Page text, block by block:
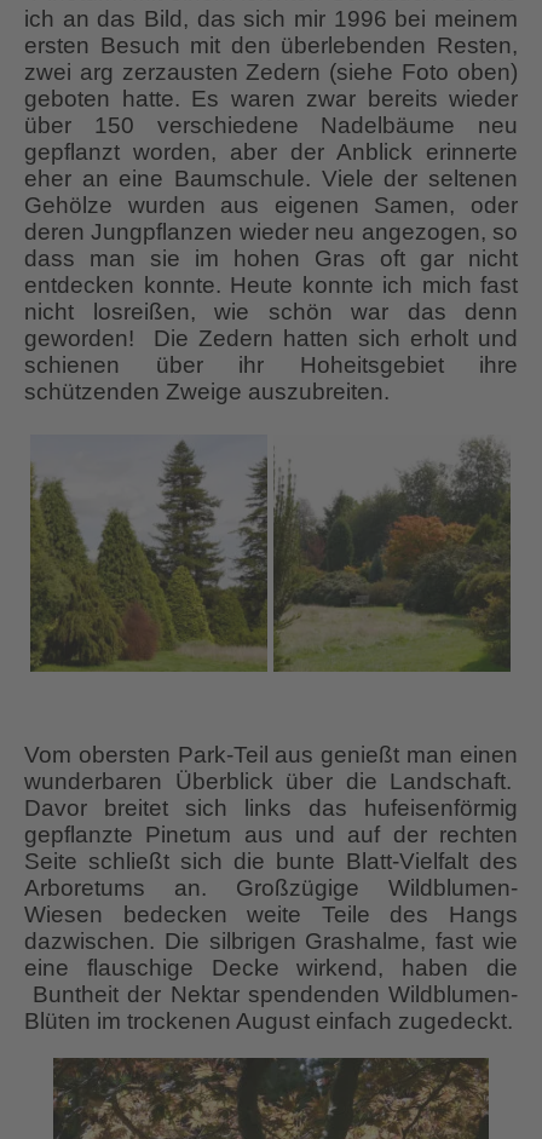
ich an das Bild, das sich mir 1996 bei meinem
ersten Besuch mit den überlebenden Resten,
zwei arg zerzausten Zedern (siehe Foto oben)
geboten hatte. Es waren zwar bereits wieder
über 150 verschiedene Nadelbäume neu
gepflanzt worden, aber der Anblick erinnerte
eher an eine Baumschule. Viele der seltenen
Gehölze wurden aus eigenen Samen, oder
deren Jungpflanzen wieder neu angezogen, so
dass man sie im hohen Gras oft gar nicht
entdecken konnte. Heute konnte ich mich fast
nicht losreißen, wie schön war das denn
geworden! Die Zedern hatten sich erholt und
schienen über ihr Hoheitsgebiet ihre
schützenden Zweige auszubreiten.
Vom obersten Park-Teil aus genießt man einen
wunderbaren Überblick über die Landschaft.
Davor breitet sich links das hufeisenförmig
gepflanzte Pinetum aus und auf der rechten
Seite schließt sich die bunte Blatt-Vielfalt des
Arboretums an. Großzügige Wildblumen-
Wiesen bedecken weite Teile des Hangs
dazwischen. Die silbrigen Grashalme, fast wie
eine flauschige Decke wirkend, haben die
Buntheit der Nektar spendenden Wildblumen-
Blüten im trockenen August einfach zugedeckt.